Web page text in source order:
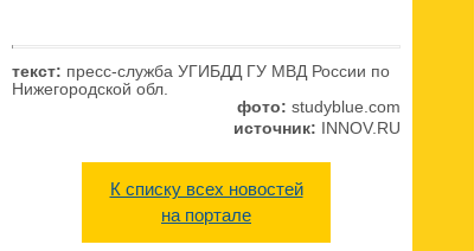
текст: пресс-служба УГИБДД ГУ МВД России по
Нижегородской обл.
фото: studyblue.com
источник: INNOV.RU
К списку всех новостей
на портале